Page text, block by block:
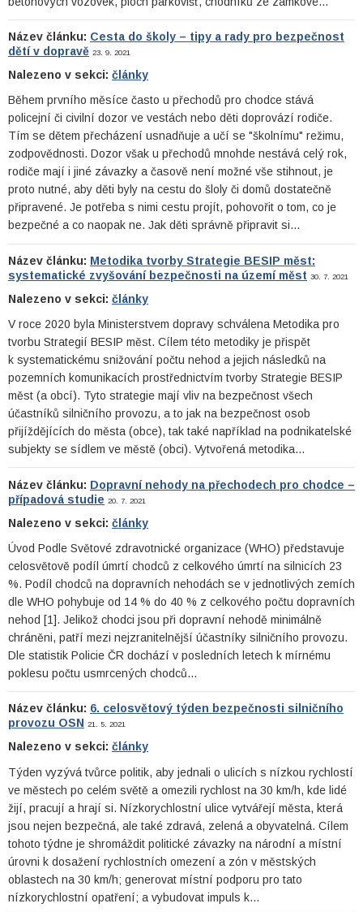
Název článku: Cesta do školy – tipy a rady pro bezpečnost
dětí v dopravě 23. 9. 2021
Nalezeno v sekci: články
Během prvního měsíce často u přechodů pro chodce stává
policejní či civilní dozor ve vestách nebo děti doprovází rodiče.
Tím se dětem přecházení usnadňuje a učí se "školnímu" režimu,
zodpovědnosti. Dozor však u přechodů mnohde nestává celý rok,
rodiče mají i jiné závazky a časově není možné vše stihnout, je
proto nutné, aby děti byly na cestu do šloly či domů dostatečně
připravené. Je potřeba s nimi cestu projít, pohovořit o tom, co je
bezpečné a co naopak ne. Jak děti správně připravit si…
Název článku: Metodika tvorby Strategie BESIP měst:
systematické zvyšování bezpečnosti na území měst 30. 7. 2021
Nalezeno v sekci: články
V roce 2020 byla Ministerstvem dopravy schválena Metodika pro
tvorbu Strategií BESIP měst. Cílem této metodiky je přispět
k systematickému snižování počtu nehod a jejich následků na
pozemních komunikacích prostřednictvím tvorby Strategie BESIP
měst (a obcí). Tyto strategie mají vliv na bezpečnost všech
účastníků silničního provozu, a to jak na bezpečnost osob
přijíždějících do města (obce), tak také například na podnikatelské
subjekty se sídlem ve městě (obci). Vytvořená metodika…
Název článku: Dopravní nehody na přechodech pro chodce –
případová studie 20. 7. 2021
Nalezeno v sekci: články
Úvod Podle Světové zdravotnické organizace (WHO) představuje
celosvětově podíl úmrtí chodců z celkového úmrtí na silnicích 23
%. Podíl chodců na dopravních nehodách se v jednotlivých zemích
dle WHO pohybuje od 14 % do 40 % z celkového počtu dopravních
nehod [1]. Jelikož chodci jsou při dopravní nehodě minimálně
chráněni, patří mezi nejzranitelnější účastníky silničního provozu.
Dle statistik Policie ČR dochází v posledních letech k mírnému
poklesu počtu usmrcených chodců…
Název článku: 6. celosvětový týden bezpečnosti silničního
provozu OSN 21. 5. 2021
Nalezeno v sekci: články
Týden vyzývá tvůrce politik, aby jednali o ulicích s nízkou rychlostí
ve městech po celém světě a omezili rychlost na 30 km/h, kde lidé
žijí, pracují a hrají si. Nízkorychlostní ulice vytvářejí města, která
jsou nejen bezpečná, ale také zdravá, zelená a obyvatelná. Cílem
tohoto týdne je shromáždit politické závazky na národní a místní
úrovni k dosažení rychlostních omezení a zón v městských
oblastech na 30 km/h; generovat místní podporu pro tato
nízkorychlostní opatření; a vybudovat impuls k…